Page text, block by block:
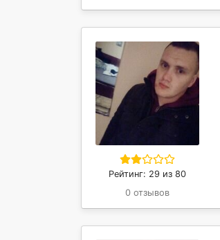
Рейтинг: 29 из 80
0 отзывов